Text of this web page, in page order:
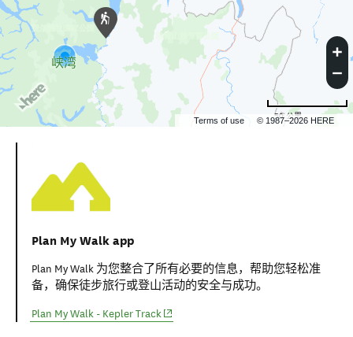
峡湾
Terms of use © 1987–2026 HERE
50 公里
Plan My Walk app
Plan My Walk 为您整合了所有必要的信息，帮助您轻松准
备，确保徒步旅行或登山活动的安全与成功。
Plan My Walk - Kepler Track(opens in new window)